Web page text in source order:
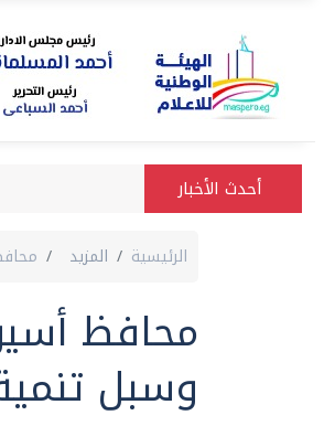
أحدث الأخبار
الرئيسية المزيد
محافظ
وسبل